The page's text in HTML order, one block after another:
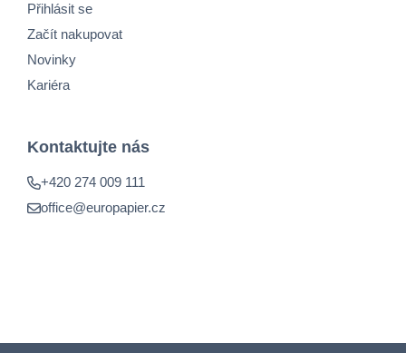
Přihlásit se
Začít nakupovat
Novinky
Kariéra
Kontaktujte nás
+420 274 009 111
office@europapier.cz